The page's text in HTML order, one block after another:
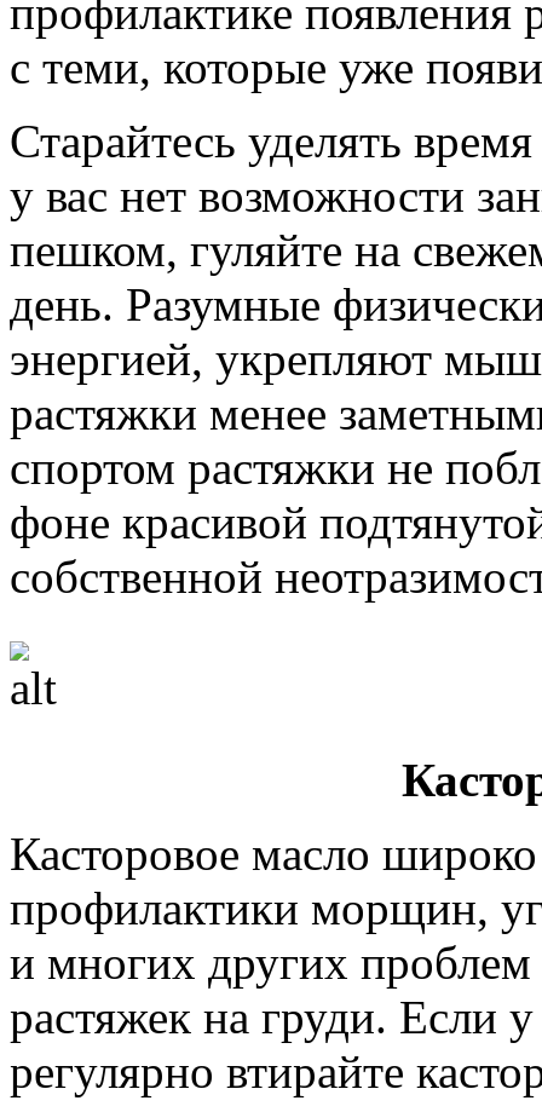
профилактике появления
с теми, которые уже
Старайтесь уделять
у вас нет возможности
пешком, гуляйте на
день. Разумные
энергией, укрепляют
растяжки менее
спортом растяжки не
фоне красивой
собственной
Касторовое масло
профилактики морщин,
и многих других
растяжек на груди. Если
регулярно втирайте